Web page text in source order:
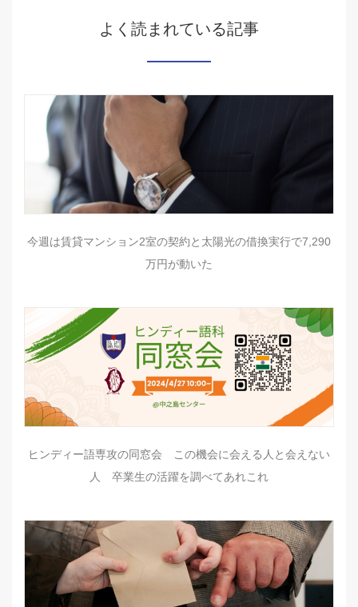
よく読まれている記事
今週は賃貸マンション2室の契約と太陽光の借換実行で7,290
万円が動いた
ヒンディー語専攻の同窓会 この機会に会える人と会えない
人 卒業生の活躍を調べてあれこれ